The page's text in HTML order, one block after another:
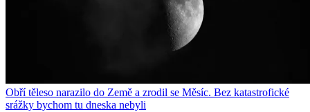
Obří těleso narazilo do Země a zrodil se Měsíc. Bez katastrofické
srážky bychom tu dneska nebyli